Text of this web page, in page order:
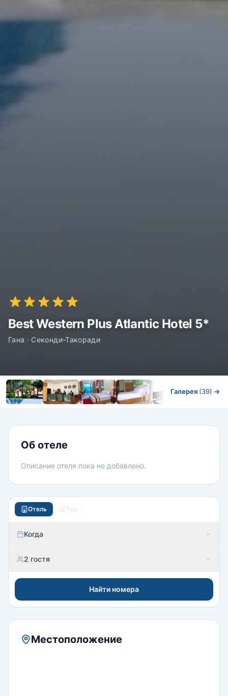
Best Western Plus Atlantic Hotel 5*
Гана · Секонди-Такоради
Галерея (39) →
Об отеле
Описание отеля пока не добавлено.
Отель Тур
Когда
2 гостя
Найти номера
Местоположение